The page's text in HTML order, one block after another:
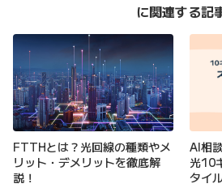
に関連する記
FTTHとは？光回線の種類やメ
リット・デメリットを徹底解
説！
AI相
光10
タイ